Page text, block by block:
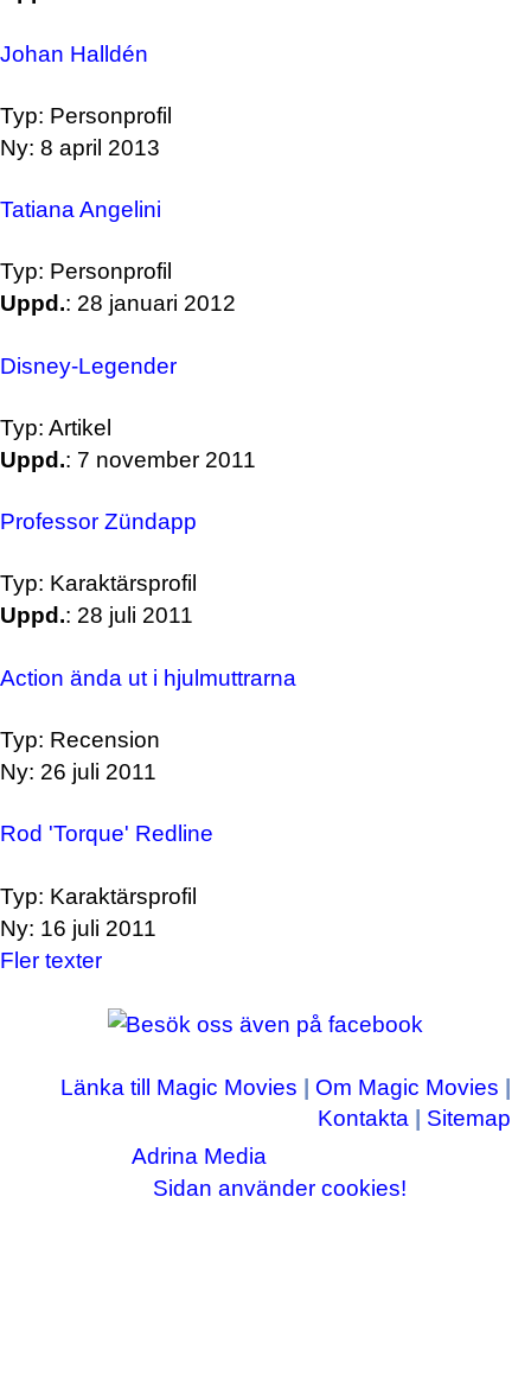
Johan Halldén
Typ: Personprofil
Ny: 8 april 2013
Tatiana Angelini
Typ: Personprofil
Uppd.: 28 januari 2012
Disney-Legender
Typ: Artikel
Uppd.: 7 november 2011
Professor Zündapp
Typ: Karaktärsprofil
Uppd.: 28 juli 2011
Action ända ut i hjulmuttrarna
Typ: Recension
Ny: 26 juli 2011
Rod 'Torque' Redline
Typ: Karaktärsprofil
Ny: 16 juli 2011
Fler texter
Länka till Magic Movies Om Magic Movies
Kontakta
Sitemap
Copyright © 2003-2026Adrina Media
Sidan använder cookies!